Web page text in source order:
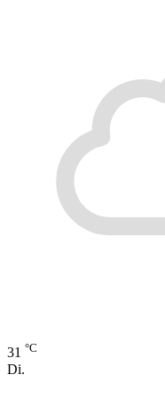
31 °C
Di.